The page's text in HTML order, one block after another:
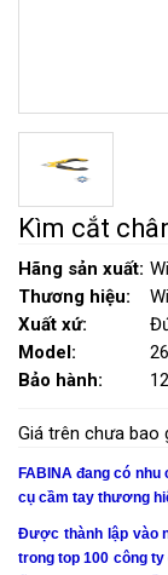
Kìm cắt
Hãng sản xuất:
Thương hiệu:
Xuất xứ:
Model:
Bảo hành:
Giá trên chưa bao
FABINA đang có
cụ cầm tay thương
Được thành lập vào
trong top 100 công